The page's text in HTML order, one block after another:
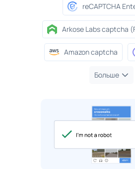
reCAPTCHA
Arkose Labs captcha
Amazon captcha
Больше